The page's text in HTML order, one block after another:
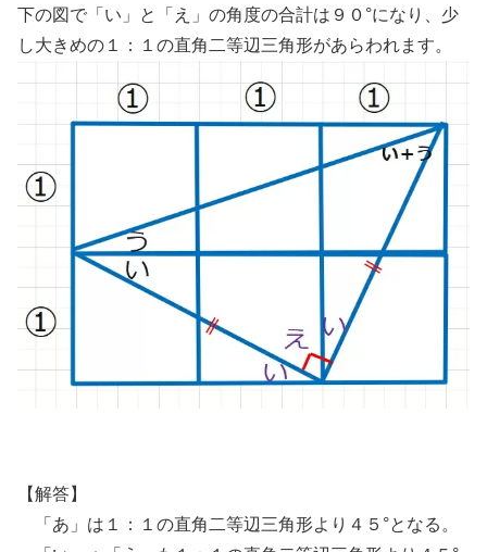
下の図で「い」と「え」の角度の合計は９０°になり、少
し大きめの１：１の直角二等辺三角形があらわれます。
【解答】
「あ」は１：１の直角二等辺三角形より４５°となる。